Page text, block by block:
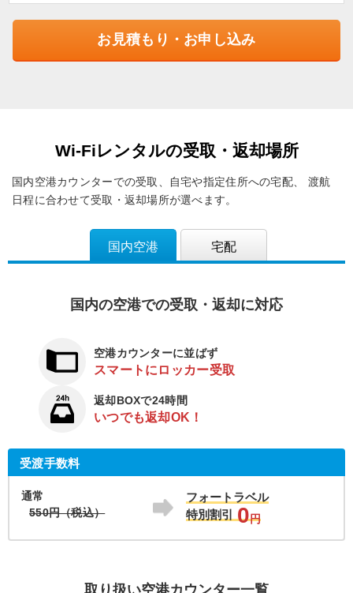
お見積もり・お申し込み
Wi-Fiレンタルの受取・返却場所
国内空港カウンターでの受取、自宅や指定住所への宅配、
渡航
日程に合わせて受取・返却場所が選べます。
国内空港 宅配
国内の空港での受取・返却に対応
空港カウンターに並ばず
スマートにロッカー受取
返却BOXで24時間
いつでも返却OK！
受渡手数料
通常
550円（税込）
フォートラベル
特別割引
0円